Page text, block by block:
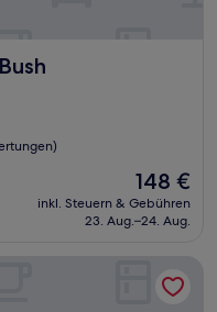
Der
Preis
beträgt
148 €
inkl. Steuern & Gebühren
23. Aug.–24. Aug.